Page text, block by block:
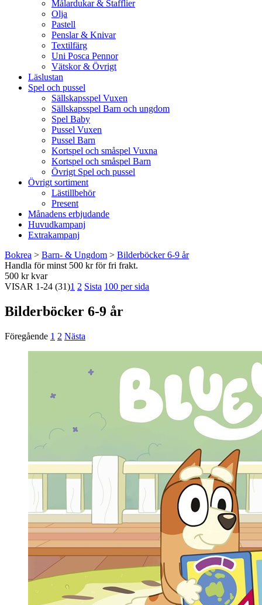
Målardukar & Stafflier
Olja
Pastell
Penslar & Knivar
Textilfärg
Uni Posca Pennor
Vätskor & Övrigt
Läslustan
Spel och pussel
Sällskapsspel Vuxen
Sällskapsspel Barn och ungdom
Spel Baby
Pussel Vuxen
Pussel Barn
Kortspel och småspel Vuxna
Kortspel och småspel Barn
Övrigt Spel och pussel
Övrigt sortiment
Lästillbehör
Present
Månadens erbjudande
Huvudkampanj
Extrakampanj
Bokrea > Barn- & Ungdom > Bilderböcker 6-9 år
Handla för minst 500 kr för fri frakt.
500 kr kvar
VISAR 1-24 (31)1 2 Sista 100 per sida
Bilderböcker 6-9 år
Föregående 1 2 Nästa